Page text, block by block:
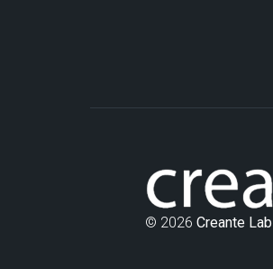
© 2026Creante Lab